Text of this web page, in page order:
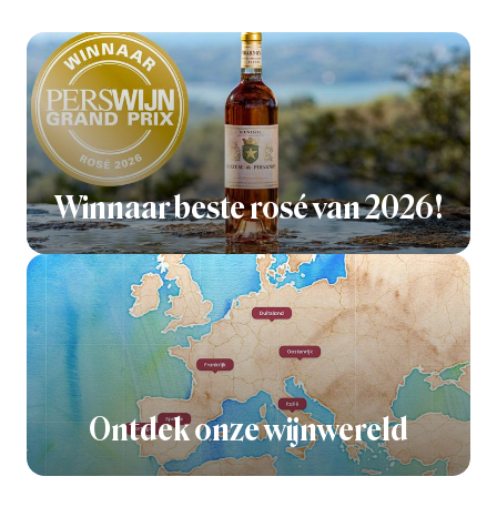
Winnaar beste rosé van 2026!
Ontdek onze wijnwereld